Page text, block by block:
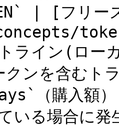
| [フリー
ライン(ロー
ンを含むト
（購入額）
いる場合に